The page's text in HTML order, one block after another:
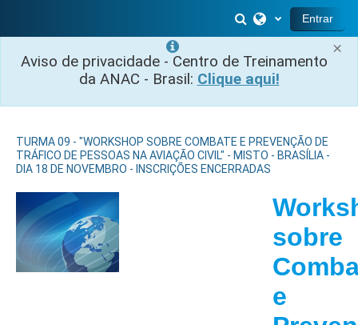
×
Aviso de privacidade - Centro de Treinamento
da ANAC - Brasil: Clique aqui!
Alternar entrada
Entrar
TURMA 09 - "WORKSHOP SOBRE COMBATE E PREVENÇÃO DE
TRÁFICO DE PESSOAS NA AVIAÇÃO CIVIL" - MISTO - BRASÍLIA -
DIA 18 DE NOVEMBRO - INSCRIÇÕES ENCERRADAS
sobre
e